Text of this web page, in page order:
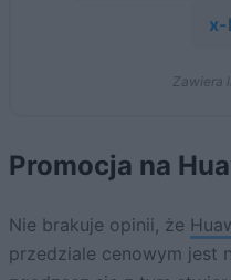
x-
Zawiera
Promocja na
Nie brakuje opinii, że
przedziale cenowym jest